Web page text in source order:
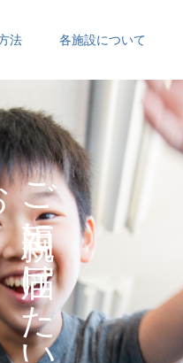
法 各施設について
ご
に
け
た
い